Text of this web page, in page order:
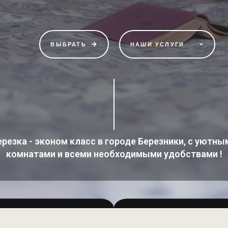
ВЫБРАТЬ НАШИ УСЛУГИ
- эконом класс в городе Березники, с
комнатами и всеми необходимыми удобствами !